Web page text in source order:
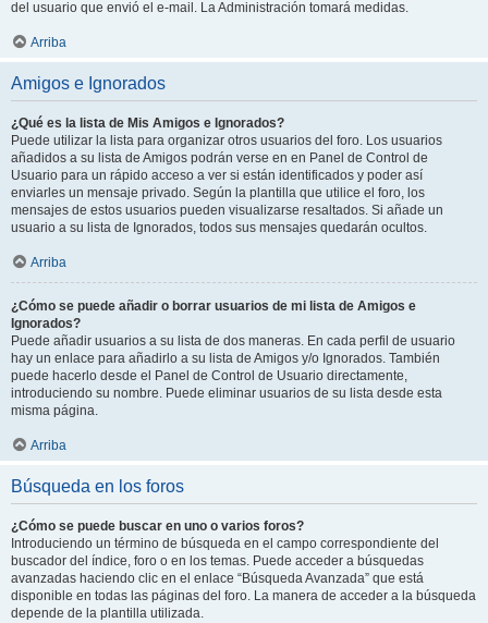
del usuario que envió el e-mail. La Administración tomará medidas.
Arriba
Amigos e Ignorados
¿Qué es la lista de Mis Amigos e Ignorados?
Puede utilizar la lista para organizar otros usuarios del foro. Los usuarios
añadidos a su lista de Amigos podrán verse en en Panel de Control de
Usuario para un rápido acceso a ver si están identificados y poder así
enviarles un mensaje privado. Según la plantilla que utilice el foro, los
mensajes de estos usuarios pueden visualizarse resaltados. Si añade un
usuario a su lista de Ignorados, todos sus mensajes quedarán ocultos.
Arriba
¿Cómo se puede añadir o borrar usuarios de mi lista de Amigos e
Ignorados?
Puede añadir usuarios a su lista de dos maneras. En cada perfil de usuario
hay un enlace para añadirlo a su lista de Amigos y/o Ignorados. También
puede hacerlo desde el Panel de Control de Usuario directamente,
introduciendo su nombre. Puede eliminar usuarios de su lista desde esta
misma página.
Arriba
Búsqueda en los foros
¿Cómo se puede buscar en uno o varios foros?
Introduciendo un término de búsqueda en el campo correspondiente del
buscador del índice, foro o en los temas. Puede acceder a búsquedas
avanzadas haciendo clic en el enlace “Búsqueda Avanzada” que está
disponible en todas las páginas del foro. La manera de acceder a la búsqueda
depende de la plantilla utilizada.